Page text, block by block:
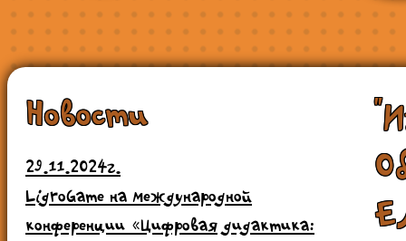
Новости
29.11.2024г.
LigroGame на международной
конференции «Цифровая дидактика: